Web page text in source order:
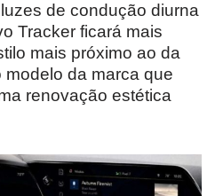
de condução diurna
Tracker ficará mais
mais próximo ao da
da marca que
renovação estética